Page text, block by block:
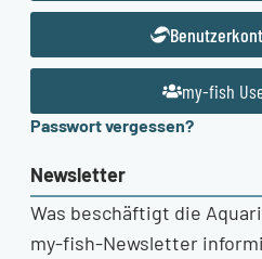
my-fish
Passwort vergessen?
Newsletter
Was beschäftigt die
my-fish-Newsletter